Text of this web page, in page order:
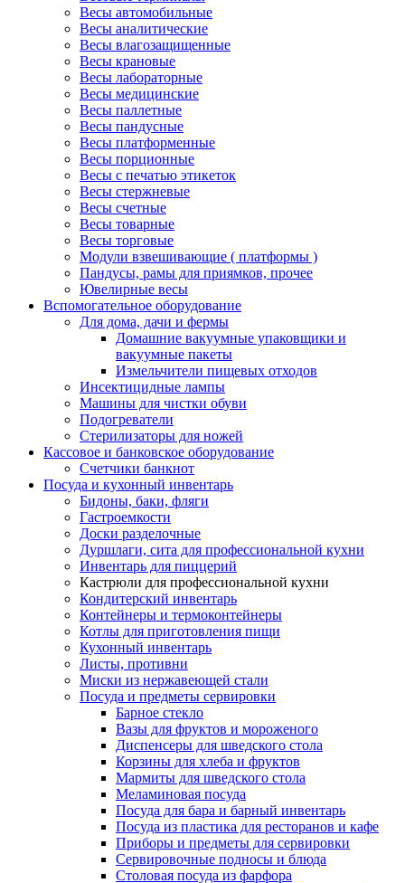
Весы автомобильные
Весы аналитические
Весы влагозащищенные
Весы крановые
Весы лабораторные
Весы медицинские
Весы паллетные
Весы пандусные
Весы платформенные
Весы порционные
Весы с печатью этикеток
Весы стержневые
Весы счетные
Весы товарные
Весы торговые
Модули взвешивающие ( платформы )
Пандусы, рамы для приямков, прочее
Ювелирные весы
Вспомогательное оборудование
Для дома, дачи и фермы
Домашние вакуумные упаковщики и
вакуумные пакеты
Измельчители пищевых отходов
Инсектицидные лампы
Машины для чистки обуви
Подогреватели
Стерилизаторы для ножей
Кассовое и банковское оборудование
Счетчики банкнот
Посуда и кухонный инвентарь
Бидоны, баки, фляги
Гастроемкости
Доски разделочные
Дуршлаги, сита для профессиональной кухни
Инвентарь для пиццерий
Кастрюли для профессиональной кухни
Кондитерский инвентарь
Контейнеры и термоконтейнеры
Котлы для приготовления пищи
Кухонный инвентарь
Листы, противни
Миски из нержавеющей стали
Посуда и предметы сервировки
Барное стекло
Вазы для фруктов и мороженого
Диспенсеры для шведского стола
Корзины для хлеба и фруктов
Мармиты для шведского стола
Меламиновая посуда
Посуда для бара и барный инвентарь
Посуда из пластика для ресторанов и кафе
Приборы и предметы для сервировки
Сервировочные подносы и блюда
Столовая посуда из фарфора